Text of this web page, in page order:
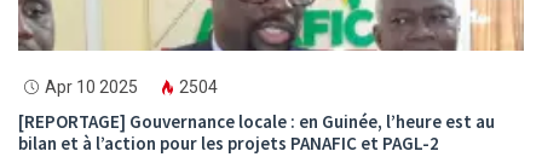
Apr 10 2025 2504
[REPORTAGE] Gouvernance locale : en Guinée, l’heure est au
bilan et à l’action pour les projets PANAFIC et PAGL-2